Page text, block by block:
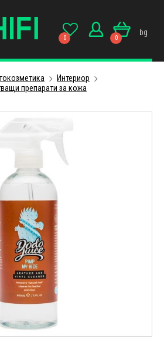
0 0
bg
Интериор
препарати за кожа